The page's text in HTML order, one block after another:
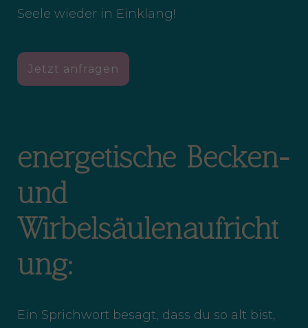
Seele wieder in Einklang!
Jetzt anfragen
energetische Becken-
und
Wirbelsäulenaufricht
ung:
Ein Sprichwort besagt, dass du so alt bist,